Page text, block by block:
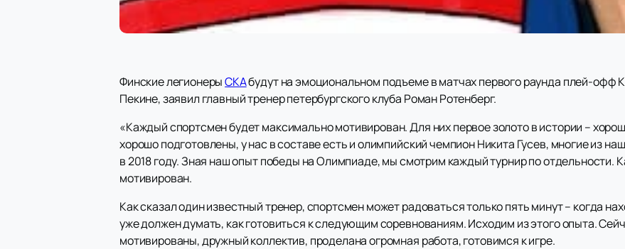
Финские легионерыСКАбудут на эмоциональном подъеме в матчах первого раунда плей-офф
Пекине, заявил главный тренер петербургского клуба Роман Ротенберг.
«Каждый спортсмен будет максимально мотивирован. Для них первое золото в истории –
хорошо подготовлены, у нас в составе есть и олимпийский чемпион Никита Гусев, многие из
в 2018 году. Зная наш опыт победы на Олимпиаде, мы смотрим каждый турнир по
мотивирован.
Как сказал один известный тренер, спортсмен может радоваться только пять минут – когда
уже должен думать, как готовиться к следующим соревнованиям. Исходим из этого опыта.
мотивированы, дружный коллектив, проделана огромная работа, готовимся к игре.